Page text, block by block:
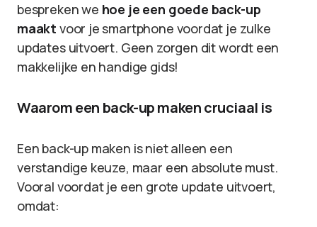
bespreken we hoe je een goede back-up
maakt voor je smartphone voordat je zulke
updates uitvoert. Geen zorgen dit wordt een
makkelijke en handige gids!
Waarom een back-up maken cruciaal is
Een back-up maken is niet alleen een
verstandige keuze, maar een absolute must.
Vooral voordat je een grote update uitvoert,
omdat: